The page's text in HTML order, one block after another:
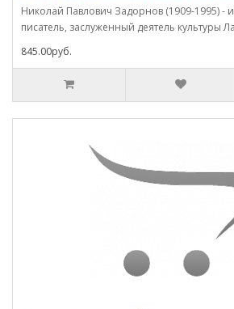
Николай Павлович Задорнов (1909-1995) -
писатель, заслуженный деятель культуры
845.00руб.